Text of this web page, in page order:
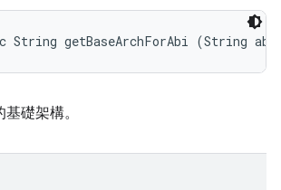
getBaseArchForAbi (String
礎架構。